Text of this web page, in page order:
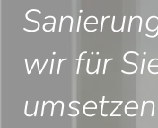
wir für